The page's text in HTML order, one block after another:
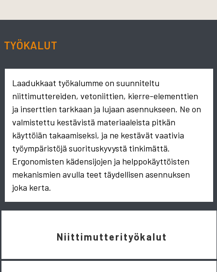
TYÖKALUT
Laadukkaat työkalumme on suunniteltu
niittimuttereiden, vetoniittien, kierre-elementtien
ja inserttien tarkkaan ja lujaan asennukseen. Ne on
valmistettu kestävistä materiaaleista pitkän
käyttöiän takaamiseksi, ja ne kestävät vaativia
työympäristöjä suorituskyvystä tinkimättä.
Ergonomisten kädensijojen ja helppokäyttöisten
mekanismien avulla teet täydellisen asennuksen
joka kerta.
Niittimutterityökalut